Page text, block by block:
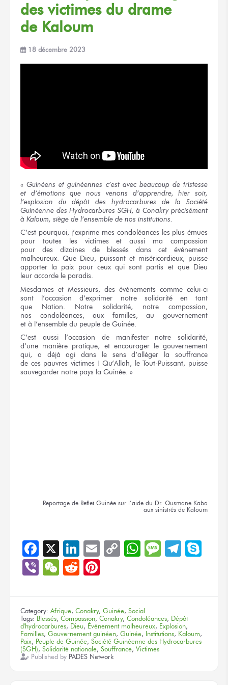
des victimes du drame
de Kaloum
18 décembre 2023
«Guinéenset guinéennes c’est avec beaucoup de tristesse
et d’émotions que nous venons d’apprendre,hier soir,
l’explosion du dépôt des hydrocarbures
de la Société
Guinéenne des Hydrocarbures SGH, à Conakryprécisément
à Kaloum, siège de l’ensemble de nos institutions.
C’est pourquoi, j’exprime mes condoléances les plus émues
pour toutes
les victimes et aussi
ma compassion
pour des dizaines
de blessés
dans cet événement
malheureux. Que Dieu, puissant et miséricordieux, puisse
apporter la paix pour ceux qui sont partis et que Dieu
leur accorde le paradis.
Mesdames et Messieurs, des événements comme celui-ci
sont l’occasion d’exprimer notre solidarité
en tant
que Nation.
Notre solidarité,
notre compassion,
nos condoléances,
aux familles,
au gouvernement
et à l’ensemble du peuple de Guinée.
C’est aussil’occasionde manifester
notre solidarité,
d’une manière pratique, et encourager le gouvernement
qui, a déjà agidans le sens d’alléger la souffrance
de ces pauvres victimes ! Qu’Allah, le Tout-Puissant, puisse
sauvegarder notre pays la Guinée. »
Reportage de Reflet Guinée sur l’aide du Dr. Ousmane Kaba
aux sinistrés de Kaloum
Facebook
X LinkedIn
EmailCopyWhatsApp
Message
ViberWeChat
Reddit
Category: Afrique, Conakry, Guinée, Social
Tags: Blessés, Compassion, Conakry, Condoléances, Dépôt
d'hydrocarbures, Dieu, Événement malheureux, Explosion,
Familles, Gouvernement guinéen, Guinée, Institutions, Kaloum,
Paix, Peuple de Guinée, Société Guinéenne des Hydrocarbures
(SGH), Solidarité nationale, Souffrance, Victimes
Published by PADES Network